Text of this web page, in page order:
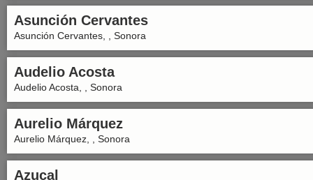
Asunción Cervantes
Asunción Cervantes, , Sonora
Audelio Acosta
Audelio Acosta, , Sonora
Aurelio Márquez
Aurelio Márquez, , Sonora
Azucal